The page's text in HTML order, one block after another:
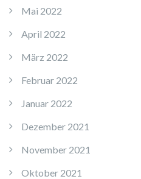
Mai 2022
April 2022
März 2022
Februar 2022
Januar 2022
Dezember 2021
November 2021
Oktober 2021